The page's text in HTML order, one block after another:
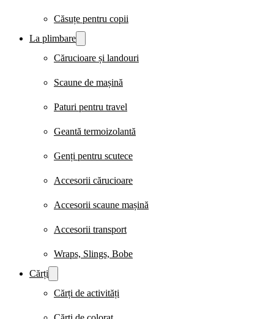
Căsuțe pentru copii
La plimbare
Cărucioare și landouri
Scaune de mașină
Paturi pentru travel
Geantă termoizolantă
Genți pentru scutece
Accesorii cărucioare
Accesorii scaune mașină
Accesorii transport
Wraps, Slings, Bobe
Cărți
Cărți de activități